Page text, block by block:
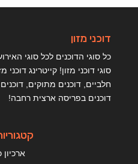
דוכני מזון
סוגי דוכני מזון! קייטרינג דוכני
חלביים, דוכנים מתוקים,
דוכנים בפריסה ארצית רחבה!